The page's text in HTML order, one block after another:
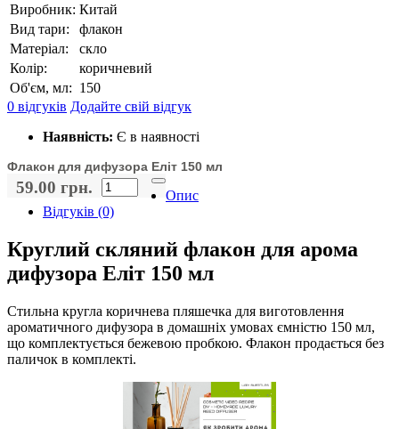
Виробник: Китай
Вид тари:
флакон
Матеріал:
скло
Колір:
коричневий
Об'єм, мл: 150
0 відгуків Додайте свій відгук
Наявність: Є в наявності
Флакон для дифузора Еліт 150 мл
59.00 грн.
Опис
Відгуків (0)
Круглий скляний флакон для арома
дифузора Еліт 150 мл
Стильна кругла коричнева пляшечка для виготовлення
ароматичного дифузора в домашніх умовах ємністю 150 мл,
що комплектується бежевою пробкою. Флакон продається без
паличок в комплекті.